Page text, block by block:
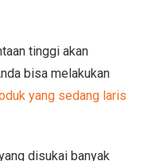
tinggi akan
bisa melakukan
yang sedang laris
disukai banyak